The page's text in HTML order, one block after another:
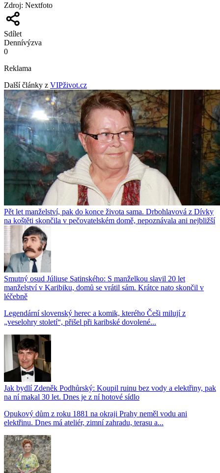
Zdroj: Nextfoto
Sdílet
Dennívýzva
0
Reklama
Další články z VIPživot.cz
Pět let manželství, pak do konce života sama. Drbohlavová z Dívky
na koštěti skončila v pečovatelském domě, nepoznávala ani nejbližší
Smutný osud Júliuse Satinského: S manželkou slavil 20 let
manželství v Karibiku, domů se vrátil sám. Krátce nato skončil v
léčebně
Legendární slovenský herec a komik, kterého Češi milují z
„veselohry století“, přišel při karibské dovolené...
Jak bydlí Zdeněk Podhůrský: Koupil ruinu bez vody a elektřiny, pak
na ní makal 30 let. Dnes je z ní hotové sídlo
Opukový dům z roku 1881 na okraji Prahy neměl vodu ani
elektřinu. Dnes má ateliér, zimní zahradu, terasu a...